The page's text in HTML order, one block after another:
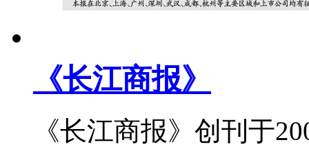
《长江商报》
《长江商报》创刊于